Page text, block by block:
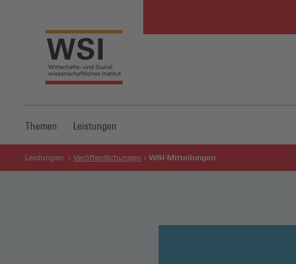
Themen Leistungen
Leistungen Veröffentlichungen WSI-Mitteilungen